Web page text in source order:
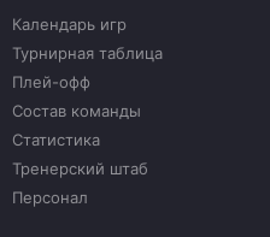
Календарь игр
Турнирная таблица
Плей-офф
Состав команды
Статистика
Тренерский штаб
Персонал